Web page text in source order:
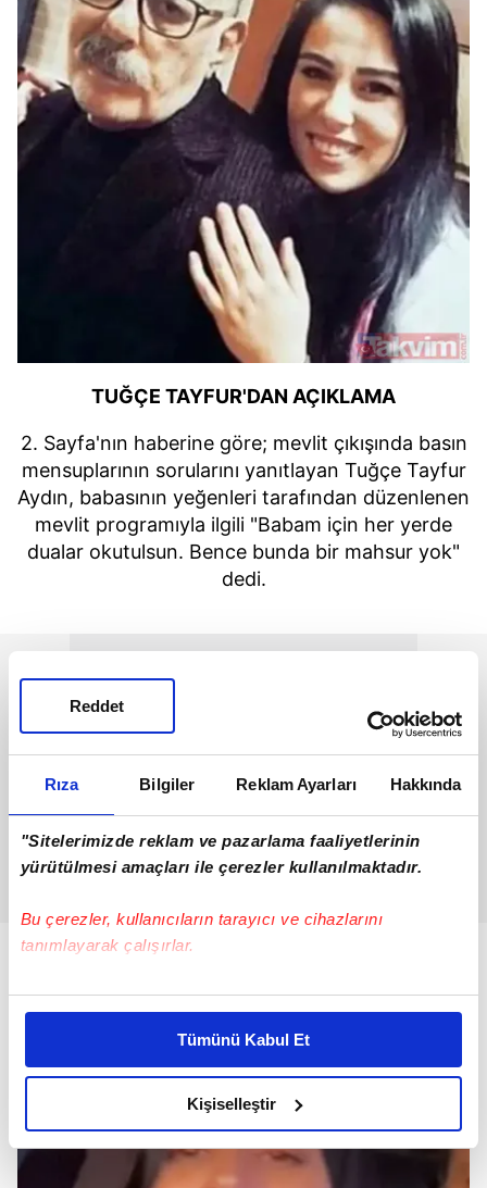
Rıza Bilgiler Reklam Ayarları Hakkında
"Sitelerimizde reklam ve pazarlama faaliyetlerinin
yürütülmesi amaçları ile çerezler kullanılmaktadır.
Bu çerezler, kullanıcıların tarayıcı ve cihazlarını
tanımlayarak çalışırlar.
Bu çerezlere izin vermeniz halinde sizlere özel
daha iyi reklam deneyimi yaşatabiliriz. Bunu yaparken
amacımızın size daha iyi bir reklam deneyimi sunmak
olduğunu ve sizlere en iyi içerikleri sunabilmek adına
elimizden gelen çabayı gösterdiğimizi ve bu noktada,
reklamların maliyetlerimizi karşılamak noktasında tek gelir
kalemimiz olduğunu sizlere hatırlatmak isteriz.
Tümünü Kabul Et
Kişiselleştir
Reddet
TUĞÇE TAYFUR'DAN AÇIKLAMA
2. Sayfa'nın haberine göre; mevlit çıkışında basın
mensuplarının sorularını yanıtlayan Tuğçe Tayfur
Aydın, babasının yeğenleri tarafından düzenlenen
mevlit programıyla ilgili "Babam için her yerde
dualar okutulsun. Bence bunda bir mahsur yok"
dedi.